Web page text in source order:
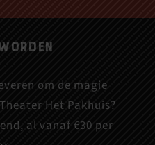
om de magie
Het Pakhuis?
al vanaf €30 per